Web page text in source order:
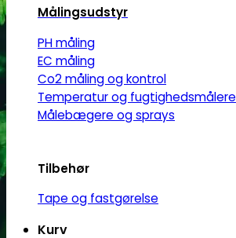
Målingsudstyr
PH måling
EC måling
Co2 måling og kontrol
Temperatur og fugtighedsmålere
Målebægere og sprays
Tilbehør
Tape og fastgørelse
Kurv